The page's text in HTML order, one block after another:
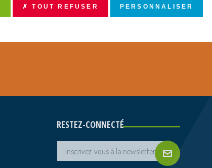
RESTEZ-CONNECTÉ
✗ TOUT REFUSER PERSONNALISER